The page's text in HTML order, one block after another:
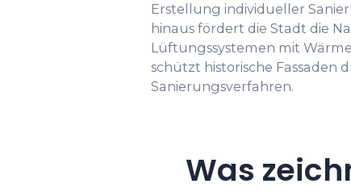
Erstellung individueller
hinaus fördert die Stadt die
Lüftungssystemen mit
schützt historische Fassaden
Sanierungsverfahren.
Was